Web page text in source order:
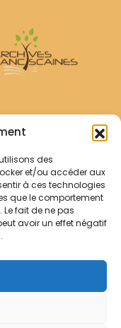
des
et/ou accéder aux
à ces technologies
que le comportement
fait de ne pas
avoir un effet négatif